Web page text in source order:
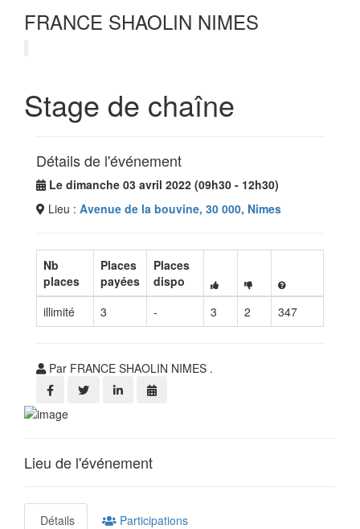
FRANCE SHAOLIN NIMES
Stage de chaîne
Détails de l'événement
Le dimanche 03 avril 2022 (09h30 - 12h30)
Lieu : Avenue de la bouvine, 30 000, Nimes
Nb
places
Places
payées
Places
dispo
illimité
3 - 3 2 347
Par FRANCE SHAOLIN NIMES .
Lieu de l'événement
Détails
Participations